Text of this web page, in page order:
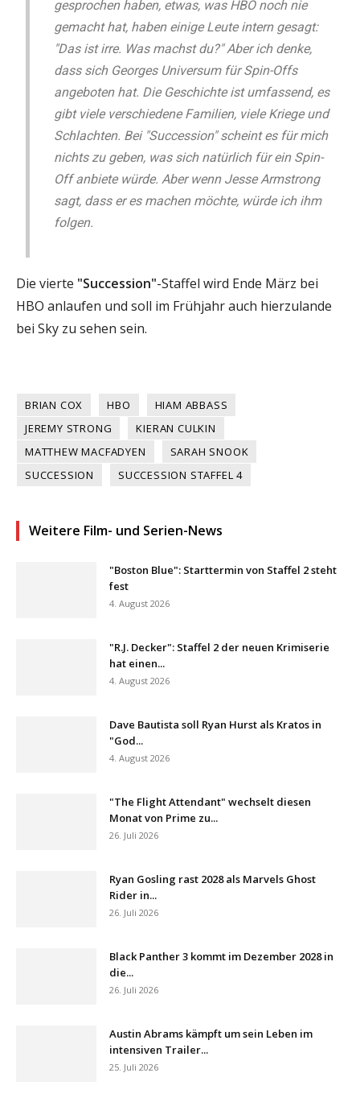
gesprochen haben, etwas, was HBO noch nie
gemacht hat, haben einige Leute intern gesagt:
"Das ist irre. Was machst du?" Aber ich denke,
dass sich Georges Universum für Spin-Offs
angeboten hat. Die Geschichte ist umfassend, es
gibt viele verschiedene Familien, viele Kriege und
Schlachten. Bei "Succession" scheint es für mich
nichts zu geben, was sich natürlich für ein Spin-
Off anbiete würde. Aber wenn Jesse Armstrong
sagt, dass er es machen möchte, würde ich ihm
folgen.
Die vierte "Succession"-Staffel wird Ende März bei
HBO anlaufen und soll im Frühjahr auch hierzulande
bei Sky zu sehen sein.
BRIAN COX HBO
HIAM ABBASS
JEREMY STRONG
KIERAN CULKIN
MATTHEW MACFADYEN
SARAH SNOOK
SUCCESSION
SUCCESSION STAFFEL 4
Weitere Film- und Serien-News
"Boston Blue": Starttermin von Staffel 2 steht
fest
4. August 2026
"R.J. Decker": Staffel 2 der neuen Krimiserie
hat einen...
4. August 2026
Dave Bautista soll Ryan Hurst als Kratos in
"God...
4. August 2026
"The Flight Attendant" wechselt diesen
Monat von Prime zu...
26. Juli 2026
Ryan Gosling rast 2028 als Marvels Ghost
Rider in...
26. Juli 2026
Black Panther 3 kommt im Dezember 2028 in
die...
26. Juli 2026
Austin Abrams kämpft um sein Leben im
intensiven Trailer...
25. Juli 2026